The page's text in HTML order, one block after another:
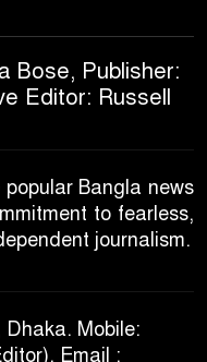
Bose, Publisher:
Editor: Russell
Bangla news
to fearless,
journalism.
Mobile:
Email :